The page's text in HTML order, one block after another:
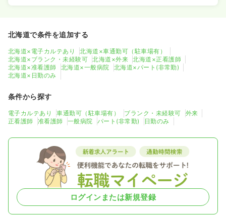
北海道で条件を追加する
北海道×電子カルテあり
北海道×車通勤可（駐車場有）
北海道×ブランク・未経験可
北海道×外来
北海道×正看護師
北海道×准看護師
北海道×一般病院
北海道×パート(非常勤)
北海道×日勤のみ
条件から探す
電子カルテあり 車通勤可（駐車場有） ブランク・未経験可
外来
正看護師
准看護師 一般病院 パート(非常勤) 日勤のみ
ログインまたは新規登録